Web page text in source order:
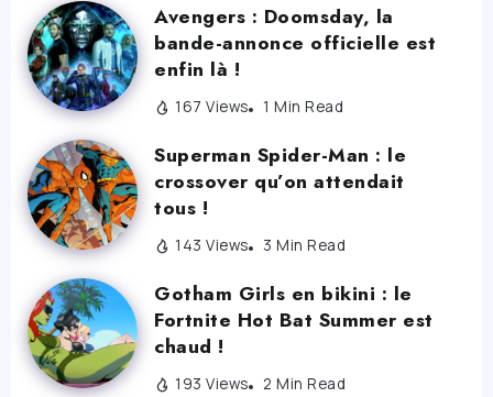
Avengers : Doomsday, la
bande-annonce officielle est
enfin là !
167 Views 1 Min Read
Superman Spider-Man : le
crossover qu’on attendait
tous !
143 Views 3 Min Read
Gotham Girls en bikini : le
Fortnite Hot Bat Summer est
chaud !
193 Views 2 Min Read